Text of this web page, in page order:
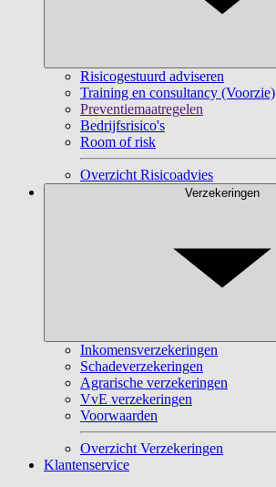
Risicogestuurd adviseren
Training en consultancy (Voorzie)
Preventiemaatregelen
Bedrijfsrisico's
Room of risk
Overzicht Risicoadvies
Verzekeringen
Inkomensverzekeringen
Schadeverzekeringen
Agrarische verzekeringen
VvE verzekeringen
Voorwaarden
Overzicht Verzekeringen
Klantenservice